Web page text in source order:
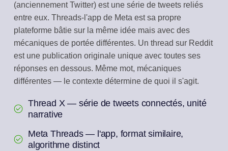
(anciennement Twitter) est une série de tweets reliés
entre eux. Threads-l'app de Meta est sa propre
plateforme bâtie sur la même idée mais avec des
mécaniques de portée différentes. Un thread sur Reddit
est une publication originale unique avec toutes ses
réponses en dessous. Même mot, mécaniques
différentes — le contexte détermine de quoi il s'agit.
Thread X — série de tweets connectés, unité
narrative
Meta Threads — l'app, format similaire,
algorithme distinct